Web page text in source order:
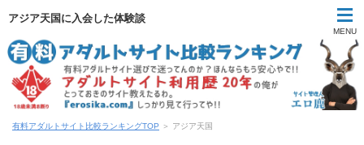
アジア天国に入会した体験談
MENU
有料アダルトサイト比較ランキングTOP ＞ アジア天国